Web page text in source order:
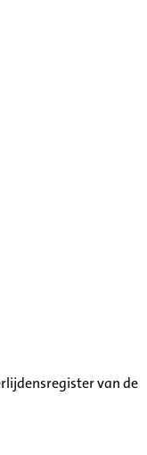
van de